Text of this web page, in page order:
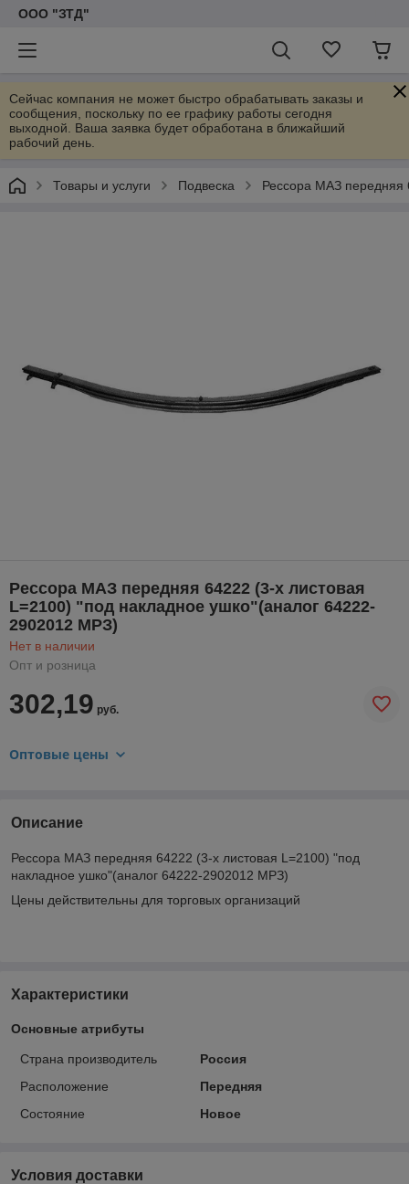
ООО "ЗТД"
Сейчас компания не может быстро обрабатывать заказы и
сообщения, поскольку по ее графику работы сегодня
выходной. Ваша заявка будет обработана в ближайший
рабочий день.
Товары и услуги Подвеска Рессора МАЗ передняя
Рессора МАЗ передняя 64222 (3-х листовая
L=2100) "под накладное ушко"(аналог 64222-
2902012 МРЗ)
Нет в наличии
Опт и розница
302,19 руб.
Оптовые цены
Описание
Рессора МАЗ передняя 64222 (3-х листовая L=2100) "под
накладное ушко"(аналог 64222-2902012 МРЗ)
Цены действительны для торговых организаций
Характеристики
Основные атрибуты
Страна производитель
Россия
Расположение
Передняя
Состояние
Новое
Условия доставки